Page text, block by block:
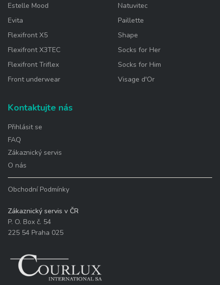
Estelle Mood
Evita
Flexifront X5
Flexifront X3TEC
Flexifront Triflex
Front underwear
Natuvitec
Paillette
Shape
Socks for Her
Socks for Him
Visage d'Or
Kontaktujte nás
Přihlásit se
FAQ
Zákaznický servis
O nás
Obchodní Podmínky
Zákaznický servis v ČR
P. O. Box č. 54
225 54 Praha 025